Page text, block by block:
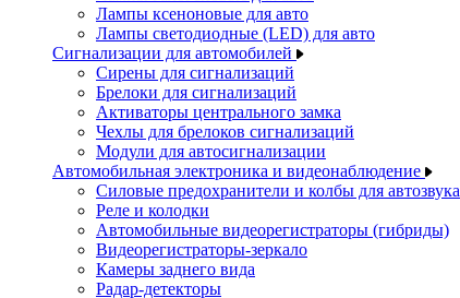
Лампы ксеноновые для авто
Лампы светодиодные (LED) для авто
Сигнализации для автомобилей
Сирены для сигнализаций
Брелоки для сигнализаций
Активаторы центрального замка
Чехлы для брелоков сигнализаций
Модули для автосигнализации
Автомобильная электроника и видеонаблюдение
Силовые предохранители и колбы для автозвука
Реле и колодки
Автомобильные видеорегистраторы (гибриды)
Видеорегистраторы-зеркало
Камеры заднего вида
Радар-детекторы